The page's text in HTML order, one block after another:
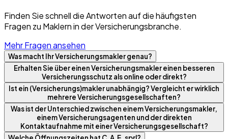
Finden Sie schnell die Antworten auf die häufigsten
Fragen zu Maklern in der Versicherungsbranche.
Mehr Fragen ansehen
Was macht Ihr Versicherungsmakler genau?
Erhalten Sie über einen Versicherungsmakler einen besseren
Versicherungsschutz als online oder direkt?
Ist ein (Versicherungs)makler unabhängig? Vergleicht er wirklich
mehrere Versicherungsgesellschaften?
Was ist der Unterschied zwischen einem Versicherungsmakler,
einem Versicherungsagenten und der direkten
Kontaktaufnahme mit einer Versicherungsgesellschaft?